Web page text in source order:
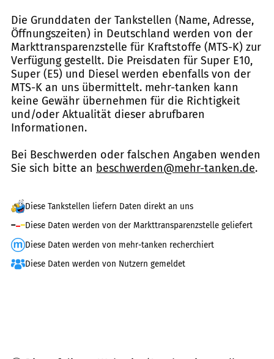
Die Grunddaten der Tankstellen (Name, Adresse,
Öffnungszeiten) in Deutschland werden von der
Markttransparenzstelle für Kraftstoffe (MTS-K) zur
Verfügung gestellt. Die Preisdaten für Super E10,
Super (E5) und Diesel werden ebenfalls von der
MTS-K an uns übermittelt. mehr-tanken kann
keine Gewähr übernehmen für die Richtigkeit
und/oder Aktualität dieser abrufbaren
Informationen.
Bei Beschwerden oder falschen Angaben wenden
Sie sich bitte an beschwerden@mehr-tanken.de.
Diese Tankstellen liefern Daten direkt an uns
Diese Daten werden von der Markttransparenzstelle geliefert
Diese Daten werden von mehr-tanken recherchiert
Diese Daten werden von Nutzern gemeldet